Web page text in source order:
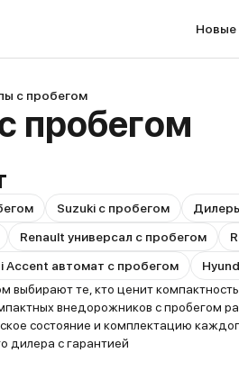
Новые
с пробегом
пробегом
Suzuki с пробегом
Renault универсал с пробегом
Accent автомат с пробегом
те, кто ценит
внедорожников с пробегом
состояние и комплектацию
дилера с гарантией